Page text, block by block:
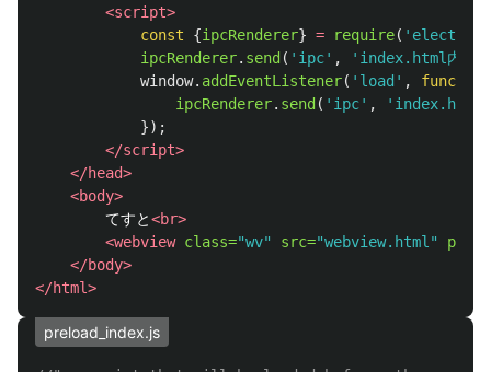
<script>
const
{ipcRenderer} = require( ' electron
ipcRenderer. send ( ' ipc' , ' index.html内の
window. addEventListener( ' load ' ,
function
ipcRenderer. send ( ' ipc' , ' index.html
});
</script>
</head>
<body>
        てすと
<br>
<webview class="wv" src="webview.html"
</body>
</html>
preload_index.js